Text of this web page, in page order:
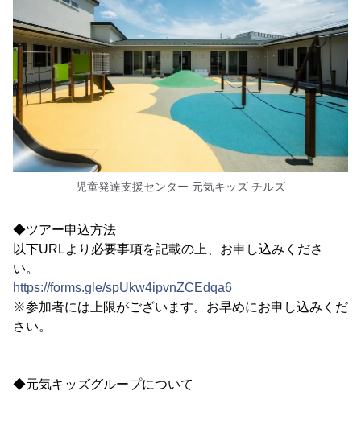
児童発達支援センター 元気キッズ チルズ
◆ツアー申込方法
以下URLより必要事項を記載の上、お申し込みくださ
い。
https://forms.gle/spUkw4ipvnZCEdqa6
※参加者には上限がございます。お早めにお申し込みくだ
さい。
◆元気キッズグループについて